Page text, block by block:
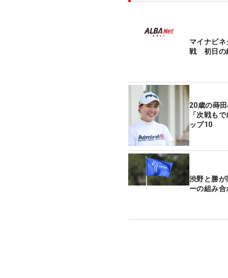
マイナビ
戦 初日の
20歳の蒔
「次戦も
ップ10
渋野と勝
ーの組み合